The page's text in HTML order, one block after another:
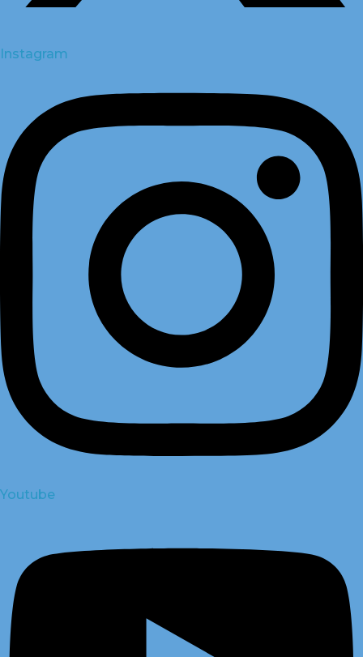
Instagram
Youtube